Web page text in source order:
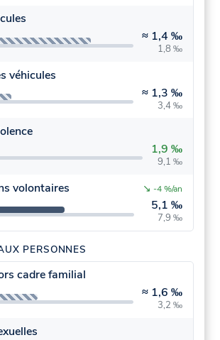
≈ 1,4 ‰
1,8 ‰
véhicules
≈ 1,3 ‰
3,4 ‰
1,9 ‰
9,1 ‰
volontaires
5,1 ‰
7,9 ‰
↘ -4 %/an
PERSONNES
cadre familial
≈ 1,6 ‰
3,2 ‰